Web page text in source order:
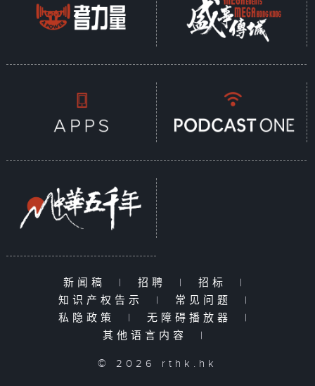
新闻稿 | 招聘 | 招标
|
知识产权告示
| 常见问题
|
私隐政策
| 无障碍播放器
|
其他语言内容
|
© 2026 rthk.hk